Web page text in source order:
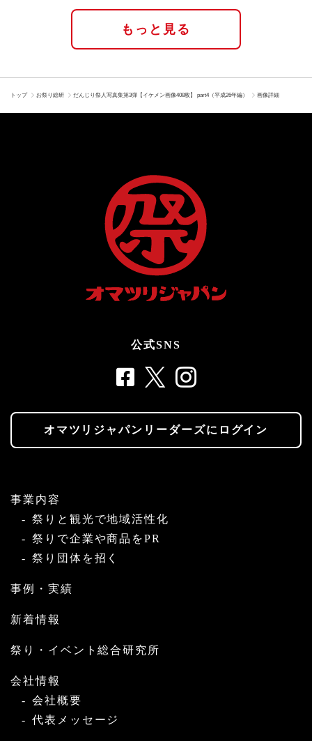
もっと見る
トップ お祭り総研 だんじり祭人写真集第3弾【イケメン画像408枚】 part4（平成26年編） 画像詳細
公式SNS
オマツリジャパンリーダーズにログイン
事業内容
祭りと観光で地域活性化
祭りで企業や商品をPR
祭り団体を招く
事例・実績
新着情報
祭り・イベント総合研究所
会社情報
会社概要
代表メッセージ